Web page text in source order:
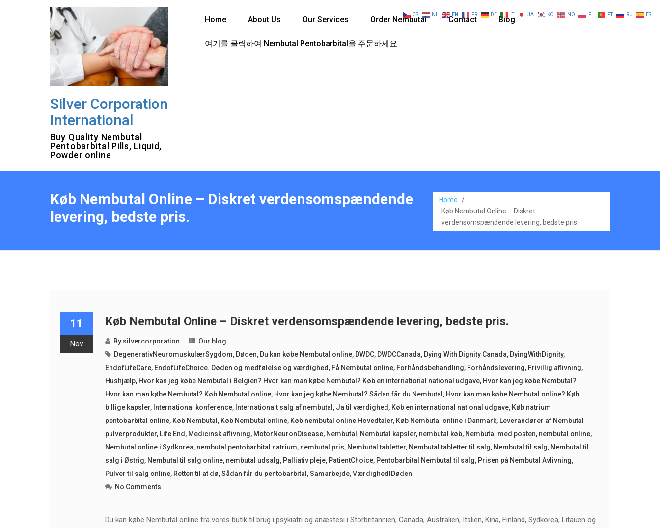
Silver Corporation
International
Buy Quality Nembutal
Pentobarbital Pills, Liquid,
Powder online
Home About Us Our Services Order Nembutal Contact Blog
여기를 클릭하여 Nembutal Pentobarbital을 주문하세요
Køb Nembutal Online – Diskret verdensomspændende
levering, bedste pris.
Home
/
Køb Nembutal Online – Diskret
verdensomspændende levering, bedste pris.
11
Nov
Køb Nembutal Online – Diskret verdensomspændende levering, bedste pris.
By silvercorporation
Our blog
DegenerativNeuromuskulærSygdom, Døden, Du kan købe Nembutal online, DWDC, DWDCCanada, Dying With Dignity Canada, DyingWithDignity,
EndofLifeCare, EndofLifeChoice. Døden og medfølelse og værdighed , Få Nembutal online, Forhåndsbehandling, Forhåndslevering, Frivillig aflivning,
Hushjælp, Hvor kan jeg købe Nembutal i Belgien? Hvor kan man købe Nembutal? Køb en international national udgave, Hvor kan jeg købe Nembutal?
Hvor kan man købe Nembutal? Køb Nembutal online, Hvor kan jeg købe Nembutal? Sådan får du Nembutal , Hvor kan man købe Nembutal online? Køb
billige kapsler, International konference, Internationalt salg af nembutal , Ja til værdighed , Køb en international national udgave, Køb natrium
pentobarbital online, Køb Nembutal , Køb Nembutal online, Køb nembutal online Hovedtaler, Køb Nembutal online i Danmark, Leverandører af Nembutal
pulverprodukter, Life End , Medicinsk aflivning, MotorNeuronDisease, Nembutal , Nembutal kapsler, nembutal køb, Nembutal med posten, nembutal online,
Nembutal online i Sydkorea, nembutal pentobarbital natrium, nembutal pris, Nembutal tabletter, Nembutal tabletter til salg, Nembutal til salg, Nembutal til
salg i Østrig, Nembutal til salg online, nembutal udsalg, Palliativ pleje, PatientChoice, Pentobarbital Nembutal til salg, Prisen på Nembutal Avlivning,
Pulver til salg online, Retten til at dø,Sådan får du pentobarbital ,Samarbejde,VærdighedIDøden
No Comments
Du kan købe Nembutal online fra vores butik til brug i psykiatri og anæstesi i Storbritannien, Canada, Australien, Italien, Kina, Finland, Sydkorea, Litauen og
CS NL EN FR DE IT JA KO NO PL PT RU ES